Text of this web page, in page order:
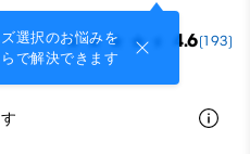
選択のお悩みを
で解決できます
4.6(193)